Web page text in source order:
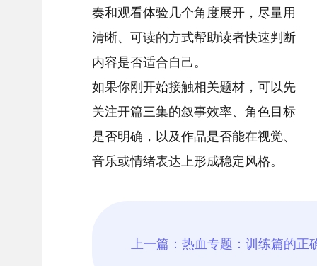
奏和观看体验几个角度展开，尽量用
清晰、可读的方式帮助读者快速判断
内容是否适合自己。
如果你刚开始接触相关题材，可以先
关注开篇三集的叙事效率、角色目标
是否明确，以及作品是否能在视觉、
音乐或情绪表达上形成稳定风格。